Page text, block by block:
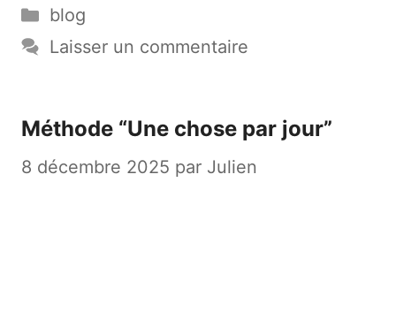
Catégories
blog
Laisser un commentaire
Méthode “Une chose par jour”
8 décembre 2025 par Julien